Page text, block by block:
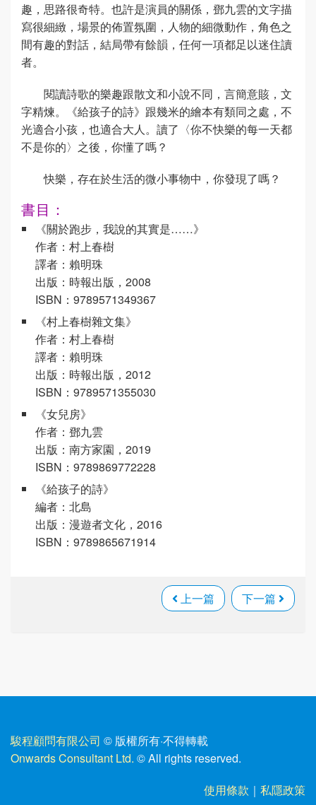
趣，思路很奇特。也許是演員的關係，鄧九雲的文字描
寫很細緻，場景的佈置氛圍，人物的細微動作，角色之
間有趣的對話，結局帶有餘韻，任何一項都足以迷住讀
者。
閱讀詩歌的樂趣跟散文和小說不同，言簡意賅，文
字精煉。《給孩子的詩》跟幾米的繪本有類同之處，不
光適合小孩，也適合大人。讀了〈你不快樂的每一天都
不是你的〉之後，你懂了嗎？
快樂，存在於生活的微小事物中，你發現了嗎？
書目：
《關於跑步，我說的其實是……》
作者：村上春樹
譯者：賴明珠
出版：時報出版，2008
ISBN：9789571349367
《村上春樹雜文集》
作者：村上春樹
譯者：賴明珠
出版：時報出版，2012
ISBN：9789571355030
《女兒房》
作者：鄧九雲
出版：南方家園，2019
ISBN：9789869772228
《給孩子的詩》
編者：北島
出版：漫遊者文化，2016
ISBN：9789865671914
上一篇 下一篇
駿程顧問有限公司 © 版權所有·不得轉載
Onwards Consultant Ltd. © All rights reserved.
使用條款 ｜ 私隱政策